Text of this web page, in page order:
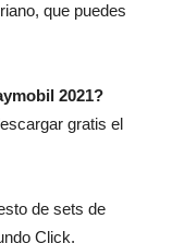
que puedes
2021?
gratis el
de sets de
Click.